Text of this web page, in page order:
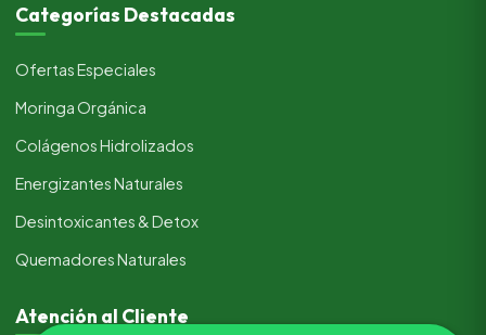
Categorías Destacadas
Ofertas Especiales
Moringa Orgánica
Colágenos Hidrolizados
Energizantes Naturales
Desintoxicantes & Detox
Quemadores Naturales
Atención al Cliente